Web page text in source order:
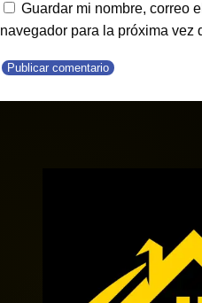
Guardar mi nombre, correo
navegador para la próxima vez